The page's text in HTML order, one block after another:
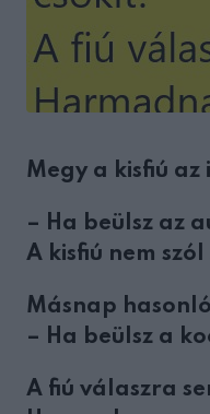
Megy a kisfiú
– Ha beülsz az
A kisfiú nem
Másnap
– Ha beülsz a
A fiú válaszra